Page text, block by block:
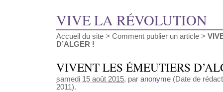
VIVE LA RÉVOLUTION
Accueil du site > Comment publier un article >
D’ALGER !
VIVENT LES ÉMEUTIERS
samedi 15 août 2015, par anonyme (Date de
2011).